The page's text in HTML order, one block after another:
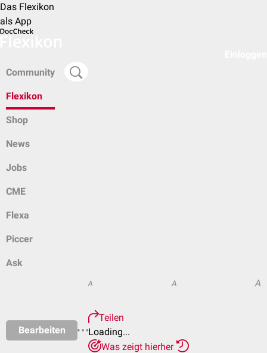
Das Flexikon
als App
Community
Flexikon
Shop
News
Jobs
CME
Flexa
Piccer
Ask
Bearbeiten
A A A
Teilen
Loading...
Was zeigt hierher